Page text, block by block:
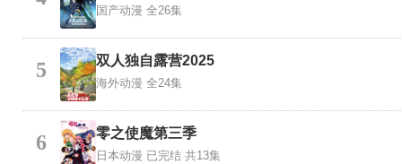
国产动漫 全26集
5 双人独自露营2025
海外动漫 全24集
6 零之使魔第三季
日本动漫 已完结 共13集